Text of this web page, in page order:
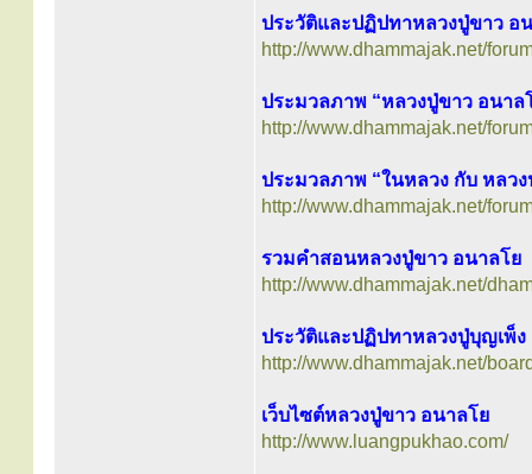
ประวัติและปฏิปทาหลวงปู่ขาว อ
http://www.dhammajak.net/
ประมวลภาพ “หลวงปู่ขาว อนาล
http://www.dhammajak.net/
ประมวลภาพ “ในหลวง กับ หลว
http://www.dhammajak.net/
รวมคำสอนหลวงปู่ขาว อนาลโย
http://www.dhammajak.net/
ประวัติและปฏิปทาหลวงปู่บุญเพ็ง
http://www.dhammajak.net/
เว็บไซต์หลวงปู่ขาว อนาลโย
http://www.luangpukhao.com/